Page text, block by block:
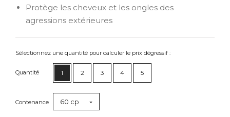
Protège les cheveux et les ongles des
agressions extérieures
Sélectionnez une quantité pour calculer le prix dégressif :
Quantité 1 2 3 4 5
Contenance 60 cp